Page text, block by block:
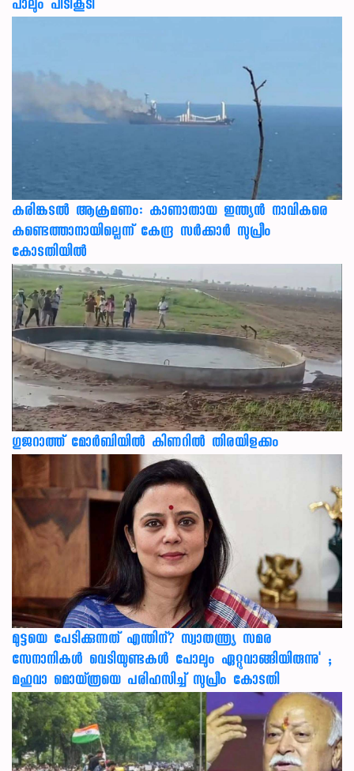
പാലും പിടികൂടി
കരിങ്കടൽ ആക്രമണം: കാണാതായ ഇന്ത്യൻ നാവികരെ
കണ്ടെത്താനായില്ലെന്ന് കേന്ദ്ര സർക്കാർ സുപ്രീം
കോടതിയിൽ
ഗുജറാത്ത് മോർബിയിൽ കിണറിൽ തിരയിളക്കം
മുട്ടയെ പേടിക്കുന്നത് എന്തിന്? സ്വാതന്ത്ര്യ സമര
സേനാനികൾ വെടിയുണ്ടകൾ പോലും ഏറ്റുവാങ്ങിയിരുന്നു' ;
മഹുവാ മൊയ്ത്രയെ പരിഹസിച്ച് സുപ്രീം കോടതി